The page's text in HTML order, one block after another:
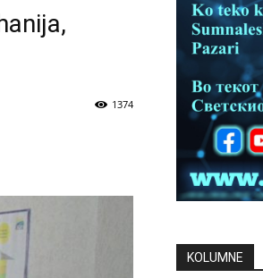
1374
KOLUMNE